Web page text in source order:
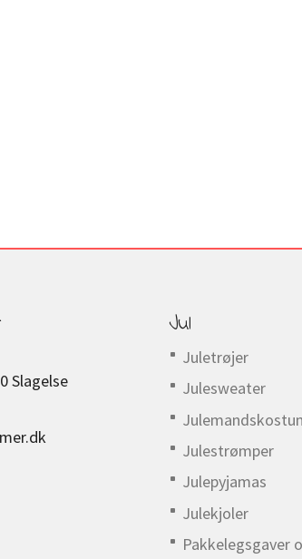
Slagelse
Jul
Juletrøjer
Julesweater
Julestrømper
Julepyjamas
Julekjoler
Pakkelegsgaver